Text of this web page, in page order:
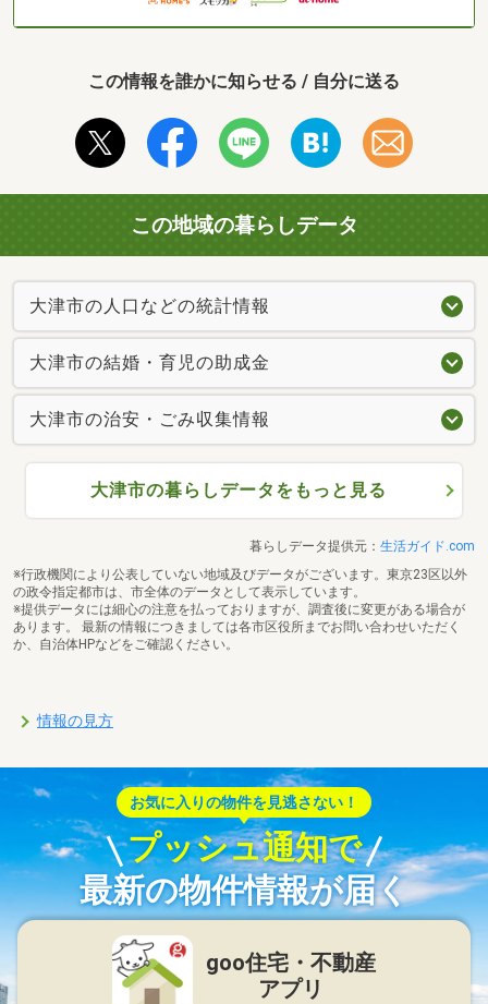
この情報を誰かに知らせる / 自分に送る
この地域の暮らしデータ
大津市の人口などの統計情報
大津市の結婚・育児の助成金
大津市の治安・ごみ収集情報
大津市の暮らしデータをもっと見る
暮らしデータ提供元： 生活ガイド.com
※行政機関により公表していない地域及びデータがございます。東京23区以外
の政令指定都市は、市全体のデータとして表示しています。
※提供データには細心の注意を払っておりますが、調査後に変更がある場合が
あります。 最新の情報につきましては各市区役所までお問い合わせいただく
か、自治体HPなどをご確認ください。
情報の見方
お気に入りの物件を見逃さない！
プッシュ通知で
最新の物件情報が届く
goo住宅・不動産
アプリ